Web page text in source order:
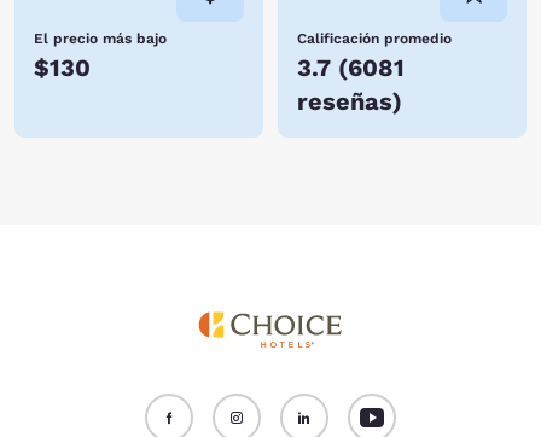
El precio más bajo
$130
Calificación promedio
3.7 (6081
reseñas)